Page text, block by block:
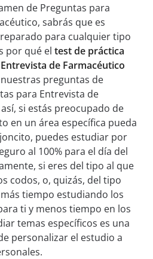
de Preguntas para
sabrás que es
para cualquier tipo
por qué el test de práctica
de Farmacéutico
preguntas de
para Entrevista de
si estás preocupado de
en un área específica pueda
puedes estudiar por
al 100% para el día del
si eres del tipo al que
codos, o, quizás, del tipo
tiempo estudiando los
ti y menos tiempo en los
temas específicos es una
personalizar el estudio a